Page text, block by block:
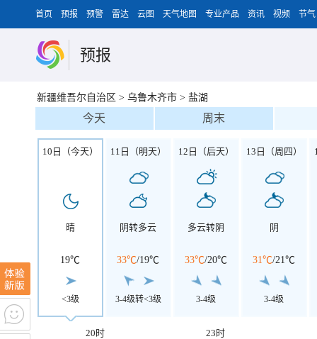
首页 预报 预警 雷达 云图 天气地图 专业产品 资讯 视频 节气
预报
新疆维吾尔自治区 > 乌鲁木齐市 > 盐湖
今天 周末
10日（今天）
晴
19℃
<3级
11日（明天）
阴转多云
33℃/19℃
3-4级转<3级
12日（后天）
多云转阴
33℃/20℃
3-4级
13日（周四）
阴
31℃/21℃
3-4级
20时 23时